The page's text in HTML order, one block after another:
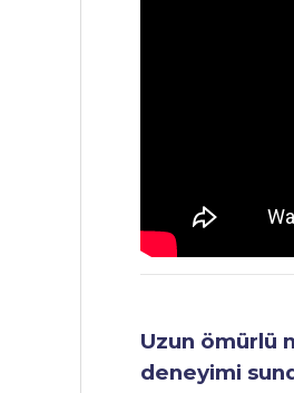
Uzun ömürlü
deneyimi